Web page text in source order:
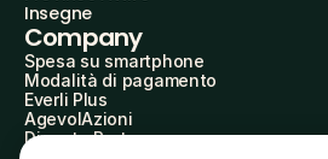
Insegne
Company
Spesa su smartphone
Modalità di pagamento
Everli Plus
AgevolAzioni
Diventa Partner